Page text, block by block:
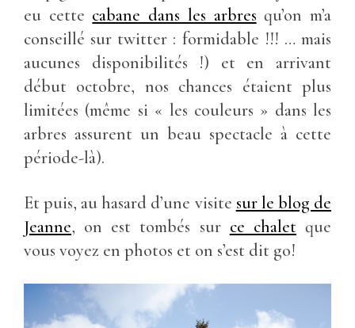
eu cette cabane dans les arbres qu’on m’a
conseillé sur twitter : formidable !!! … mais
aucunes disponibilités !) et en arrivant
début octobre, nos chances étaient plus
limitées (même si « les couleurs » dans les
arbres assurent un beau spectacle à cette
période-là).
Et puis, au hasard d’une visite sur le blog de
Jeanne, on est tombés sur ce chaletque
vous voyez en photos et on s’est dit go!